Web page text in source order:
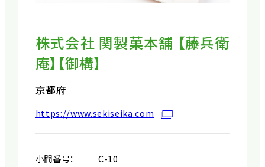
株式会社 関製菓本舗 【藤兵衛
庵】【御構】
京都府
https://www.sekiseika.com
小間番号：
C-10